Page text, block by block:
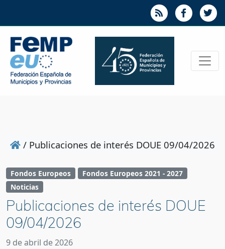
/ Publicaciones de interés DOUE 09/04/2026
Fondos Europeos
Fondos Europeos 2021 - 2027
Noticias
Publicaciones de interés DOUE
09/04/2026
9 de abril de 2026